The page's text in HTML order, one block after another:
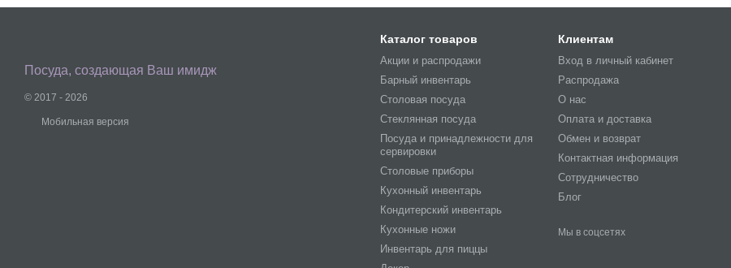
Посуда, создающая Ваш имидж
© 2017 - 2026
Мобильная версия
Каталог товаров
Акции и распродажи
Барный инвентарь
Столовая посуда
Стеклянная посуда
Посуда и принадлежности для
сервировки
Столовые приборы
Кухонный инвентарь
Кондитерский инвентарь
Кухонные ножи
Инвентарь для пиццы
Клиентам
Вход в личный кабинет
Распродажа
О нас
Оплата и доставка
Обмен и возврат
Контактная информация
Сотрудничество
Блог
Мы в соцсетях